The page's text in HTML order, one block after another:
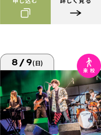
8/9(日)